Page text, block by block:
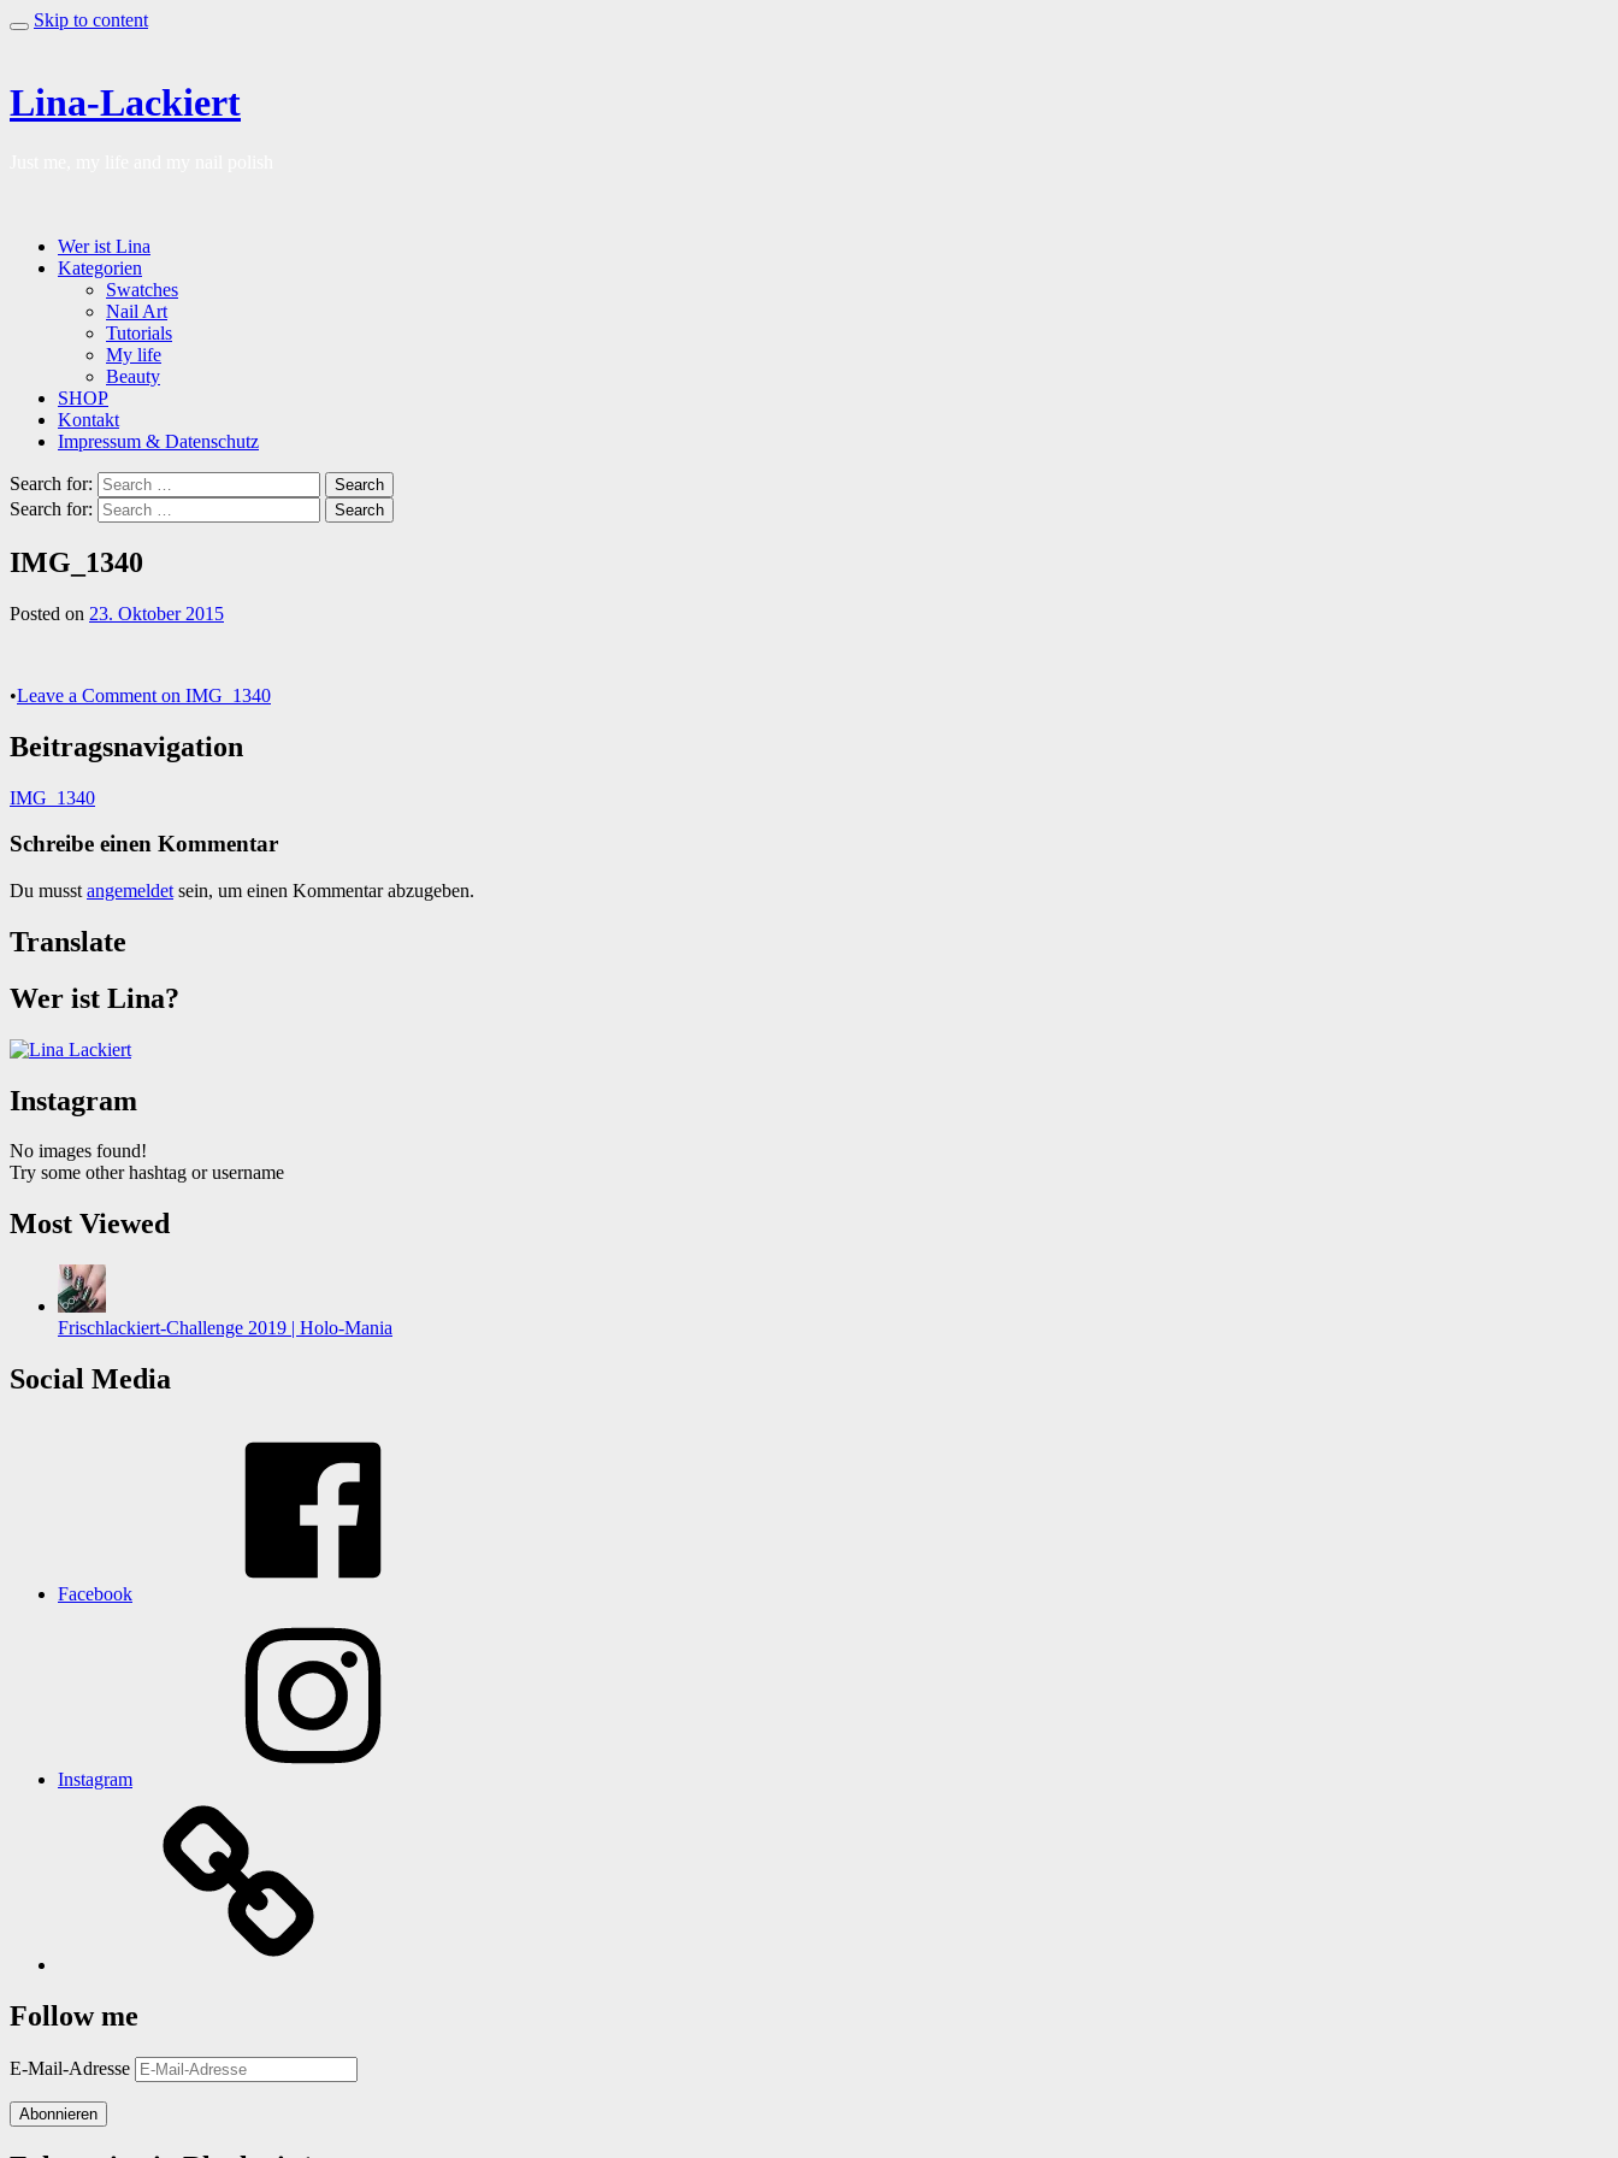
Skip to content
Lina-Lackiert
Wer ist Lina
Kategorien
Swatches
Nail Art
Tutorials
My life
Beauty
SHOP
Kontakt
Impressum & Datenschutz
Search for: Search
Search for: Search
IMG_1340
Posted on 23. Oktober 2015
•Leave a Comment on IMG_1340
Beitragsnavigation
IMG_1340
Schreibe einen Kommentar
Du musst angemeldet sein, um einen Kommentar abzugeben.
Translate
Wer ist Lina?
Instagram
No images found!
Try some other hashtag or username
Most Viewed
Frischlackiert-Challenge 2019 | Holo-Mania
Social Media
Facebook
Instagram
Follow me
E-Mail-Adresse
Abonnieren